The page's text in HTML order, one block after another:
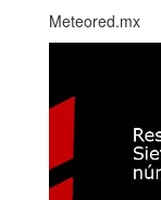
Meteored.mx